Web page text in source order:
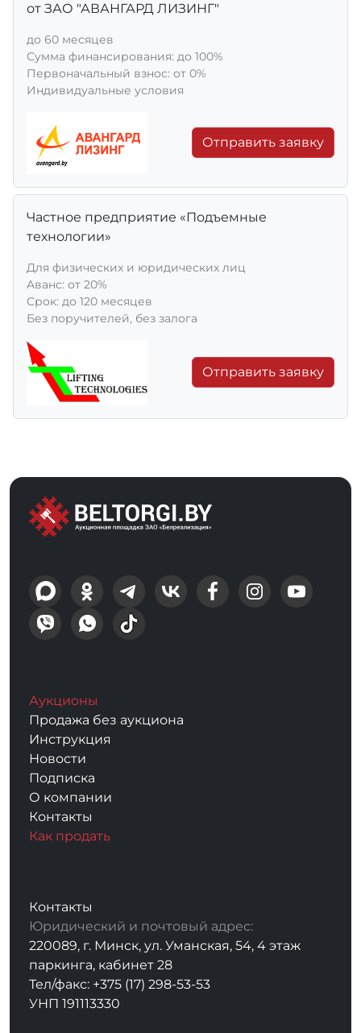
от ЗАО "АВАНГАРД ЛИЗИНГ"
до 60 месяцев
Сумма финансирования: до 100%
Первоначальный взнос: от 0%
Индивидуальные условия
Отправить заявку
Частное предприятие «Подъемные
технологии»
Для физических и юридических лиц
Aванс: от 20%
Срок: до 120 месяцев
Без поручителей, без залога
Отправить заявку
Аукционы
Продажа без аукциона
Инструкция
Новости
Подписка
О компании
Контакты
Как продать
Контакты
Юридический и почтовый адрес:
220089, г. Минск, ул. Уманская, 54, 4 этаж
паркинга, кабинет 28
Тел/факс: +375 (17) 298-53-53
УНП 191113330